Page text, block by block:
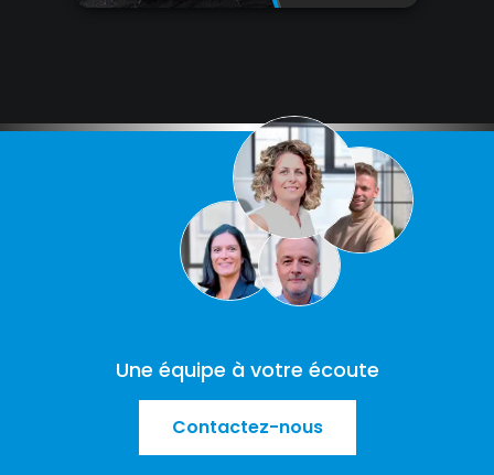
Une équipe à votre écoute
Contactez-nous